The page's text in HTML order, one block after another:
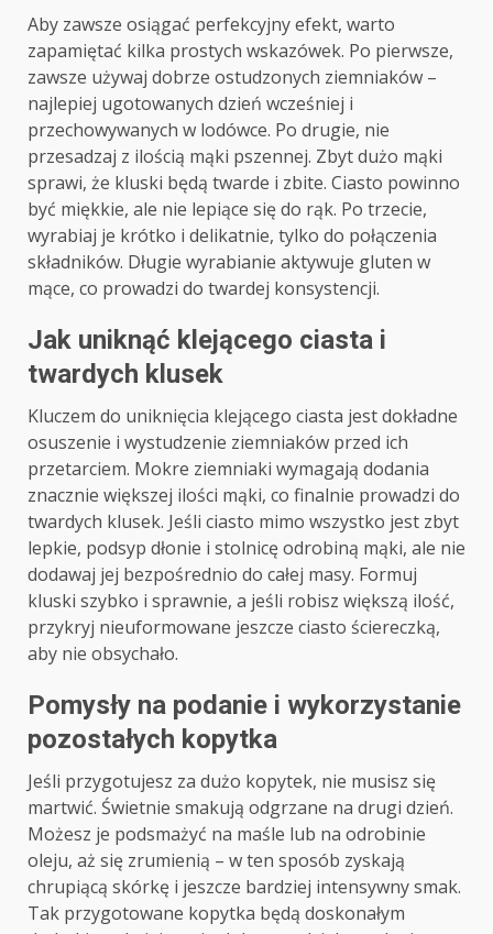
Aby zawsze osiągać perfekcyjny efekt, warto
zapamiętać kilka prostych wskazówek. Po pierwsze,
zawsze używaj dobrze ostudzonych ziemniaków –
najlepiej ugotowanych dzień wcześniej i
przechowywanych w lodówce. Po drugie, nie
przesadzaj z ilością mąki pszennej. Zbyt dużo mąki
sprawi, że kluski będą twarde i zbite. Ciasto powinno
być miękkie, ale nie lepiące się do rąk. Po trzecie,
wyrabiaj je krótko i delikatnie, tylko do połączenia
składników. Długie wyrabianie aktywuje gluten w
mące, co prowadzi do twardej konsystencji.
Jak uniknąć klejącego ciasta i
twardych klusek
Kluczem do uniknięcia klejącego ciasta jest dokładne
osuszenie i wystudzenie ziemniaków przed ich
przetarciem. Mokre ziemniaki wymagają dodania
znacznie większej ilości mąki, co finalnie prowadzi do
twardych klusek. Jeśli ciasto mimo wszystko jest zbyt
lepkie, podsyp dłonie i stolnicę odrobiną mąki, ale nie
dodawaj jej bezpośrednio do całej masy. Formuj
kluski szybko i sprawnie, a jeśli robisz większą ilość,
przykryj nieuformowane jeszcze ciasto ściereczką,
aby nie obsychało.
Pomysły na podanie i wykorzystanie
pozostałych kopytka
Jeśli przygotujesz za dużo kopytek, nie musisz się
martwić. Świetnie smakują odgrzane na drugi dzień.
Możesz je podsmażyć na maśle lub na odrobinie
oleju, aż się zrumienią – w ten sposób zyskają
chrupiącą skórkę i jeszcze bardziej intensywny smak.
Tak przygotowane kopytka będą doskonałym